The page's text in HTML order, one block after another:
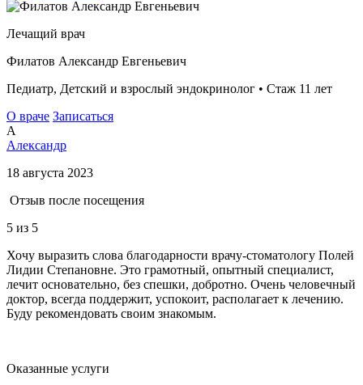
Лечащий врач
Филатов Александр Евгеньевич
Педиатр, Детский и взрослый эндокринолог • Стаж 11 лет
О враче Записаться
А
Александр
18 августа 2023
Отзыв после посещения
5 из 5
Хочу выразить слова благодарности врачу-стоматологу Полей
Лидии Степановне. Это грамотный, опытный специалист,
лечит основательно, без спешки, добротно. Очень человечный
доктор, всегда поддержит, успокоит, располагает к лечению.
Буду рекомендовать своим знакомым.
Оказанные услуги